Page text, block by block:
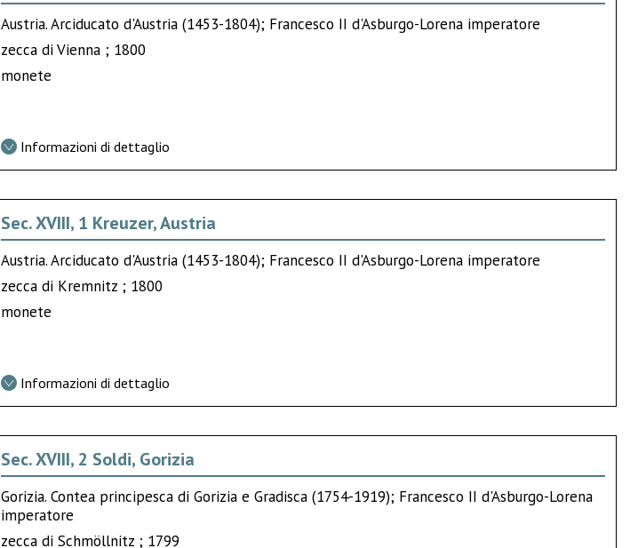
Austria. Arciducato d'Austria (1453-1804); Francesco II d'Asburgo-Lorena imperatore
zecca di Vienna ; 1800
monete
Informazioni di dettaglio
Sec. XVIII, 1 Kreuzer, Austria
Austria. Arciducato d'Austria (1453-1804); Francesco II d'Asburgo-Lorena imperatore
zecca di Kremnitz ; 1800
monete
Informazioni di dettaglio
Sec. XVIII, 2 Soldi, Gorizia
Gorizia. Contea principesca di Gorizia e Gradisca (1754-1919); Francesco II d'Asburgo-Lorena
imperatore
zecca di Schmöllnitz ; 1799